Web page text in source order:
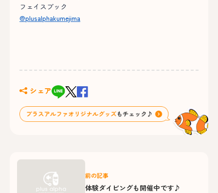
フェイスブック
@plusalphakumejima
シェア
前の記事
体験ダイビングも開催中です♪